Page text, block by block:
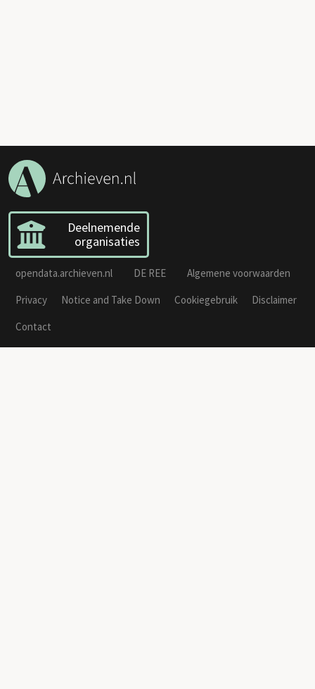
Deelnemende
organisaties
opendata.archieven.nl DE REE
Algemene voorwaarden
Privacy
Notice and Take Down Cookiegebruik
Disclaimer
Contact